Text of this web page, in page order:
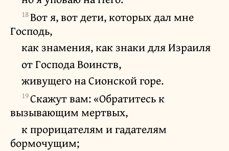
18Вот я, вот дети, которых дал мне
Господь,
как знамения, как знаки для Израиля
от Господа Воинств,
живущего на Сионской горе.
19Скажут вам: «Обратитесь к
вызывающим мертвых,
к прорицателям и гадателям
бормочущим;